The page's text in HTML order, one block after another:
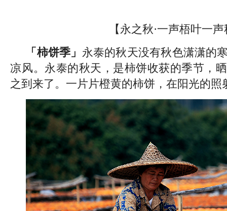
【永之秋·一声梧叶一
「柿饼季」 永泰的秋天没有秋色潇潇的
凉风。永泰的秋天，是柿饼收获的季节，
之到来了。一片片橙黄的柿饼，在阳光的照